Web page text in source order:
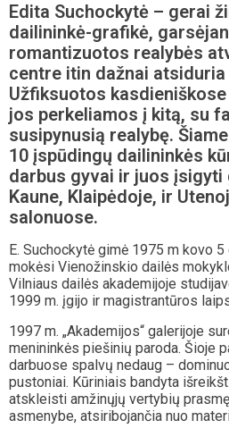
Edita Suchockytė – gerai
dailininkė-grafikė,
romantizuotos realybės
centre itin dažnai
Užfiksuotos
jos perkeliamos į kitą, su
susipynusią realybę.
10 įspūdingų dailininkės
darbus gyvai ir juos įsigyti
Kaune, Klaipėdoje, ir
salonuose.
E. Suchockytė gimė 1975 m kovo
mokėsi Vienožinskio dailės
Vilniaus dailės akademijoje
1999 m. įgijo ir magistrantūros
1997 m. „Akademijos“ galerijoje
menininkės piešinių paroda. Šioje
darbuose spalvų nedaug –
pustoniai. Kūriniais bandyta
atskleisti amžinųjų vertybių
asmenybe, atsiribojančia nuo